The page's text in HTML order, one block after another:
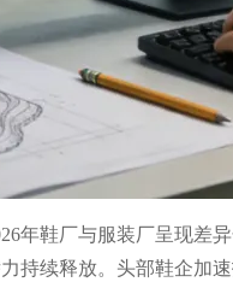
年鞋厂与服装厂呈现差
持续释放。头部鞋企加